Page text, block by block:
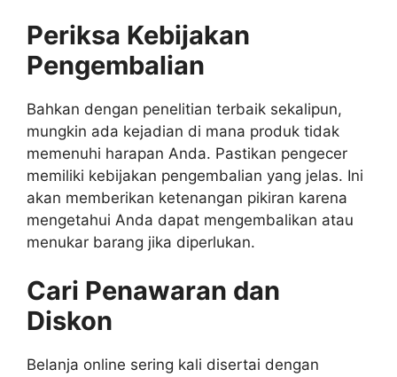
Periksa Kebijakan
Pengembalian
Bahkan dengan penelitian terbaik sekalipun,
mungkin ada kejadian di mana produk tidak
memenuhi harapan Anda. Pastikan pengecer
memiliki kebijakan pengembalian yang jelas. Ini
akan memberikan ketenangan pikiran karena
mengetahui Anda dapat mengembalikan atau
menukar barang jika diperlukan.
Cari Penawaran dan
Diskon
Belanja online sering kali disertai dengan